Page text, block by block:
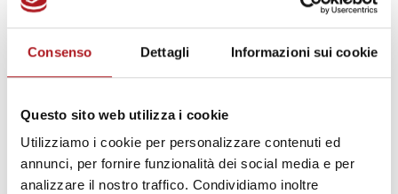
Consenso Dettagli Informazioni sui cookie
Questo sito web utilizza i cookie
Utilizziamo i cookie per personalizzare contenuti ed
annunci, per fornire funzionalità dei social media e per
analizzare il nostro traffico. Condividiamo inoltre
Ottobre 2017
Settembre 2017
Agosto 2017
Luglio 2017